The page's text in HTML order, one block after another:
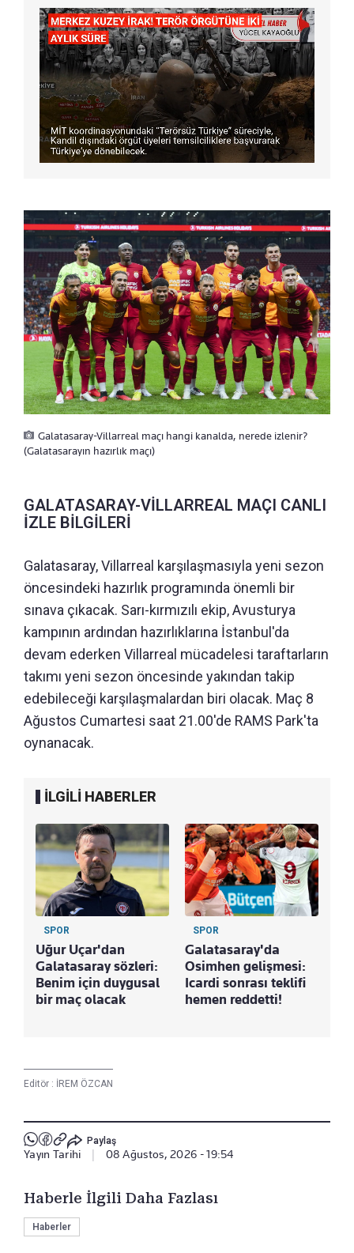
Galatasaray-Villarreal maçı hangi kanalda, nerede izlenir?
(Galatasarayın hazırlık maçı)
GALATASARAY-VİLLARREAL MAÇI CANLI
İZLE BİLGİLERİ
Galatasaray, Villarreal karşılaşmasıyla yeni sezon
öncesindeki hazırlık programında önemli bir
sınava çıkacak. Sarı-kırmızılı ekip, Avusturya
kampının ardından hazırlıklarına İstanbul'da
devam ederken Villarreal mücadelesi taraftarların
takımı yeni sezon öncesinde yakından takip
edebileceği karşılaşmalardan biri olacak. Maç 8
Ağustos Cumartesi saat 21.00'de RAMS Park'ta
oynanacak.
İLGİLİ HABERLER
SPOR
Uğur Uçar'dan
Galatasaray sözleri:
Benim için duygusal
bir maç olacak
SPOR
Galatasaray'da
Osimhen gelişmesi:
Icardi sonrası teklifi
hemen reddetti!
Editör : İREM ÖZCAN
Paylaş
Yayın Tarihi 08 Ağustos, 2026 - 19:54
Haberle İlgili Daha Fazlası
Haberler